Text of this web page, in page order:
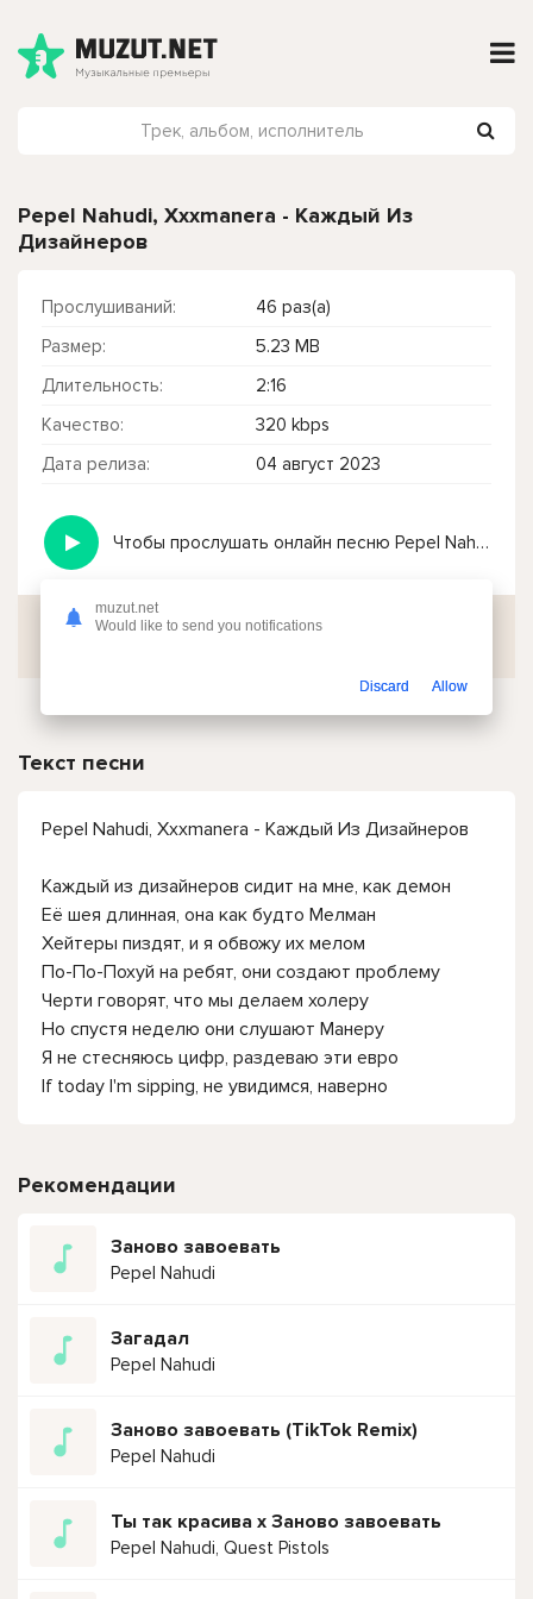
Pepel Nahudi, Xxxmanera - Каждый Из
Дизайнеров
Прослушиваний:
46 раз(а)
Размер:
5.23 MB
Длительность:
2:16
Качество:
320 kbps
Дата релиза:
04 август 2023
Чтобы прослушать онлайн песню Pepel Nahudi, Xxxmanera - Каждый Из Дизайнеров нажмите на кнопку плей с светом зелений
Скачать
Текст песни
Pepel Nahudi, Xxxmanera - Каждый Из Дизайнеров
Каждый из дизайнеров сидит на мне, как демон
Её шея длинная, она как будто Мелман
Хейтеры пиздят, и я обвожу их мелом
По-По-Похуй на ребят, они создают проблему
Черти говорят, что мы делаем холеру
Но спустя неделю они слушают Манеру
Я не стесняюсь цифр, раздеваю эти евро
If today I'm sipping, не увидимся, наверно
Рекомендации
Заново завоевать
Pepel Nahudi
Загадал
Pepel Nahudi
Заново завоевать (TikTok Remix)
Pepel Nahudi
Ты так красива х Заново завоевать
Pepel Nahudi, Quest Pistols
muzut.net
Would like to send you notifications
Discard Allow